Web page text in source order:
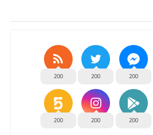
200
200
200
200
200
200